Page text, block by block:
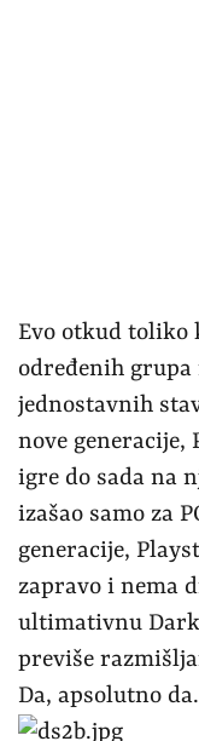
Evo otkud toliko
određenih
jednostavnih
nove generacije,
igre do sada na
izašao samo za
generacije,
zapravo i nema
ultimativnu
previše
Da, apsolutno da.